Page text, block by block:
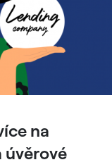
na
úvěrové